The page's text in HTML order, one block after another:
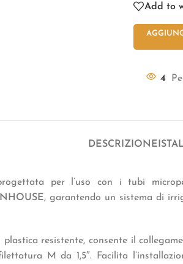
Add to
4
DESCRIZIONE
per l’uso con i tubi
, garantendo un sistema di
resistente, consente il
M da 1,5″. Facilita